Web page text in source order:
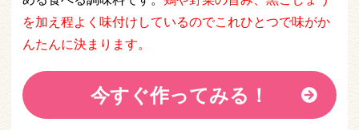
を加え程よく味付けしているのでこれひとつで味がか
んたんに決まります。
今すぐ作ってみる！